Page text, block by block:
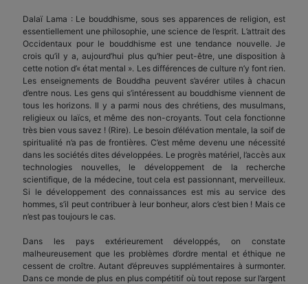
Dalaï Lama : Le bouddhisme, sous ses apparences de religion, est
essentiellement une philosophie, une science de l’esprit. L’attrait des
Occidentaux pour le bouddhisme est une tendance nouvelle. Je
crois qu’il y a, aujourd’hui plus qu’hier peut-être, une disposition à
cette notion d’« état mental ». Les différences de culture n’y font rien.
Les enseignements de Bouddha peuvent s’avérer utiles à chacun
d’entre nous. Les gens qui s’intéressent au bouddhisme viennent de
tous les horizons. Il y a parmi nous des chrétiens, des musulmans,
religieux ou laïcs, et même des non-croyants. Tout cela fonctionne
très bien vous savez ! (Rire). Le besoin d’élévation mentale, la soif de
spiritualité n’a pas de frontières. C’est même devenu une nécessité
dans les sociétés dites développées. Le progrès matériel, l’accès aux
technologies nouvelles, le développement de la recherche
scientifique, de la médecine, tout cela est passionnant, merveilleux.
Si le développement des connaissances est mis au service des
hommes, s’il peut contribuer à leur bonheur, alors c’est bien ! Mais ce
n’est pas toujours le cas.
Dans les pays extérieurement développés, on constate
malheureusement que les problèmes d’ordre mental et éthique ne
cessent de croître. Autant d’épreuves supplémentaires à surmonter.
Dans ce monde de plus en plus compétitif où tout repose sur l’argent